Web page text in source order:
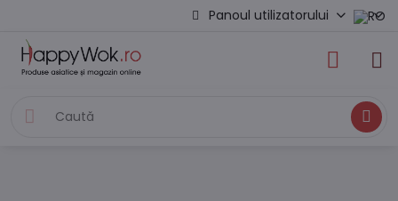
Panoul utilizatorului
Caută